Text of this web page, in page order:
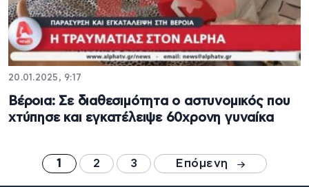
20.01.2025, 9:17
Βέροια: Σε διαθεσιμότητα ο αστυνομικός που
χτύπησε και εγκατέλειψε 60χρονη γυναίκα
1 2 3 Επόμενη